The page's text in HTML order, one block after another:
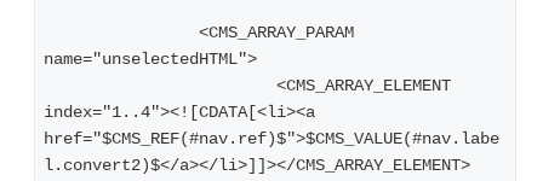
name="unselectedHTML">
index="1..4"><![CDATA[<li><a
href="$CMS_REF(#nav.ref)$">$CMS_VALUE(#nav.labe
l.convert2)$</a></li>]]></CMS_ARRAY_ELEMENT>